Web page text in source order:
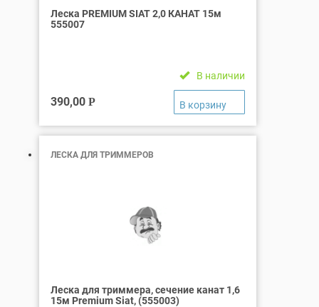
Леска PREMIUM SIAT 2,0 КАНАТ 15м
555007
В наличии
390,00 Р
ЛЕСКА ДЛЯ ТРИММЕРОВ
Леска для триммера, сечение канат 1,6
15м Premium Siat, (555003)